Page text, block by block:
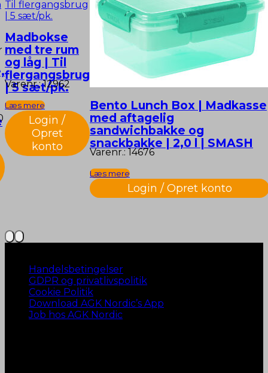
Madbokse
med tre rum
og låg | Til
flergangsbrug
| 5 sæt/pk.
Varenr.: 12962
Læs mere
Login /
Opret
konto
Bento Lunch Box | Madkasse
med aftagelig
sandwichbakke og
snackbakke | 2,0 l | SMASH
Varenr.: 14676
Læs mere
Login / Opret konto
Handelsbetingelser
GDPR og privatlivspolitik
Cookie Politik
Download AGK Nordic’s App
Job hos AGK Nordic